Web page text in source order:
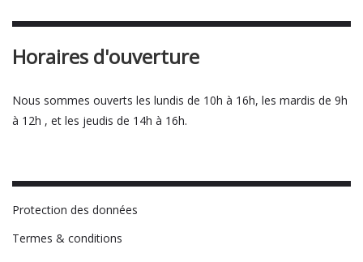
Horaires d'ouverture
Nous sommes ouverts les lundis de 10h à 16h, les mardis de 9h
à 12h , et les jeudis de 14h à 16h.
Protection des données
Termes & conditions